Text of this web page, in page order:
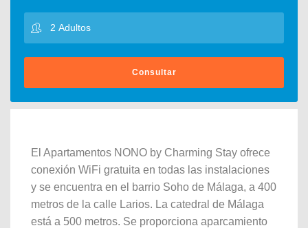
Consultar
El Apartamentos NONO by Charming Stay ofrece
conexión WiFi gratuita en todas las instalaciones
y se encuentra en el barrio Soho de Málaga, a 400
metros de la calle Larios. La catedral de Málaga
está a 500 metros. Se proporciona aparcamiento